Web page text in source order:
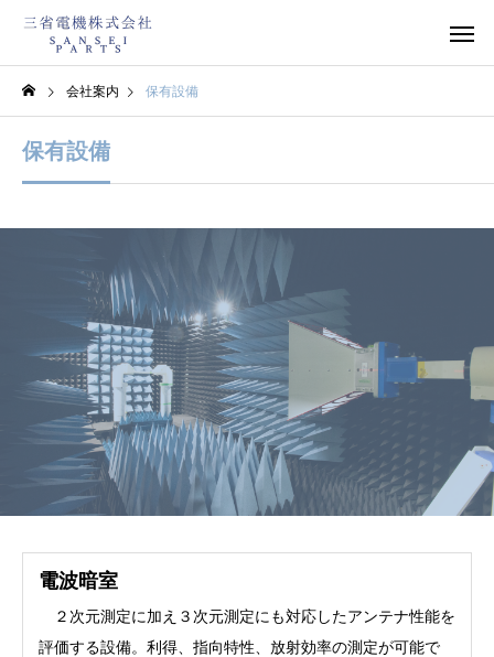
会社案内 保有設備
保有設備
電波暗室
２次元測定に加え３次元測定にも対応したアンテナ性能を
評価する設備。利得、指向特性、放射効率の測定が可能で